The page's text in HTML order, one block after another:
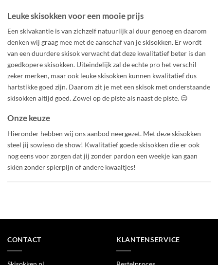
Leuke skisokken voor een mooie prijs
Een skivakantie is van zichzelf natuurlijk al duur genoeg en daarom
denken wij graag mee met de aanschaf van je skisokken. Er wordt
van een duurdere skisok verwacht dat deze kwalitatief beter is dan
goedkopere skisokken. Uiteindelijk zal de echte pro het verschil
zeker merken, maar ook leuke skisokken kunnen kwalitatief dus
hartstikke goed zijn. Daarom zit je met een skisok met onderstaande
skisokken altijd goed. Zowel op de piste als naast de piste. 😉
Onze keuze
Hieronder hebben wij ons aanbod neergezet. Met deze skisokken
steel jij sowieso de show! Kwalitatief goede skisokken die er ook
nog eens voor zorgen dat jij zonder pardon een weekje kan gaan
skiën zonder spierpijn of andere kwaaltjes!
CONTACT KLANTENSERVICE